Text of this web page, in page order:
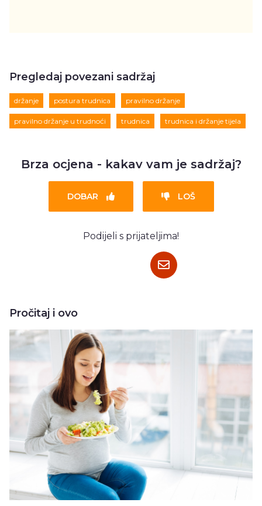
Pregledaj povezani sadržaj
držanje postura trudnica pravilno držanje
pravilno držanje u trudnoći trudnica trudnica i držanje tijela
Brza ocjena - kakav vam je sadržaj?
DOBAR LOŠ
Podijeli s prijateljima!
Pročitaj i ovo